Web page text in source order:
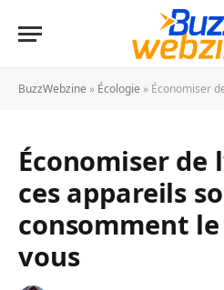
BuzzWebzine » Écologie » Économiser de
Économiser de
ces appareils
consomment
vous